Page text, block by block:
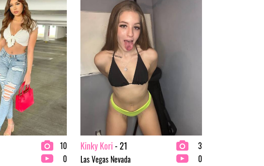
10
0
Kinky Kori- 21
Las Vegas Nevada
3
0